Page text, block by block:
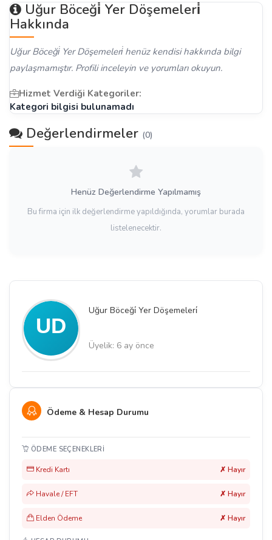
Uğur Böceği̇ Yer Döşemeleri̇
Üyelik: 6 ay önce
Ödeme & Hesap Durumu
ÖDEME SEÇENEKLERI
Kredi Kartı ✗ Hayır
Havale / EFT ✗ Hayır
Elden Ödeme ✗ Hayır
Uğur Böceği̇ Yer Döşemeleri̇
Hakkında
Uğur Böceği̇ Yer Döşemeleri̇ henüz kendisi hakkında bilgi
paylaşmamıştır. Profili inceleyin ve yorumları okuyun.
Hizmet Verdiği Kategoriler:
Kategori bilgisi bulunamadı
Değerlendirmeler (0)
Henüz Değerlendirme Yapılmamış
Bu firma için ilk değerlendirme yapıldığında, yorumlar burada
listelenecektir.